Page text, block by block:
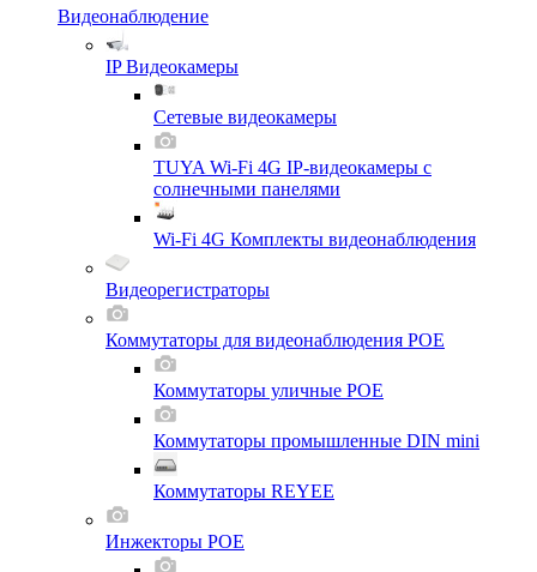
Видеонаблюдение
IP Видеокамеры
Сетевые видеокамеры
TUYA Wi-Fi 4G IP-видеокамеры с
солнечными панелями
Wi-Fi 4G Комплекты видеонаблюдения
Видеорегистраторы
Коммутаторы для видеонаблюдения POE
Коммутаторы уличные POE
Коммутаторы промышленные DIN mini
Коммутаторы REYEE
Инжекторы POE